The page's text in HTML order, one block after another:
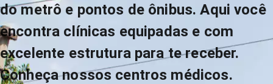
do metrô e pontos de ônibus. Aqui você
encontra clínicas equipadas e com
excelente estrutura para te receber.
Conheça nossos centros médicos.